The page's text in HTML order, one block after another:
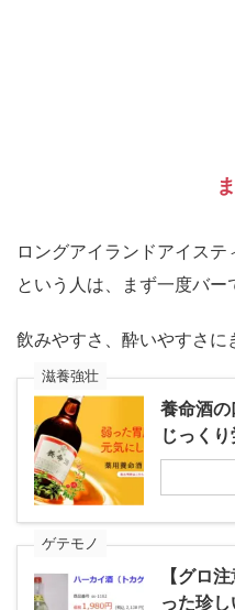
ロングアイランドアイステ
という人は、まず一度バー
飲みやすさ、酔いやすさに
滋養強壮
養命酒
じっく
ゲテモノ
【グロ
った珍